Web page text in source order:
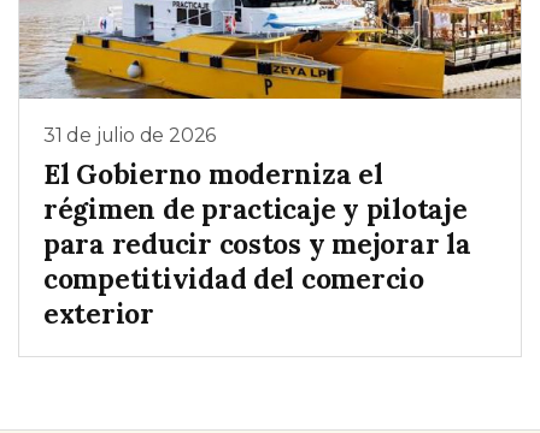
31 de julio de 2026
El Gobierno moderniza el
régimen de practicaje y pilotaje
para reducir costos y mejorar la
competitividad del comercio
exterior